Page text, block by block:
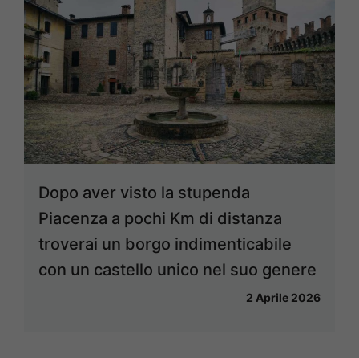
Dopo aver visto la stupenda
Piacenza a pochi Km di distanza
troverai un borgo indimenticabile
con un castello unico nel suo genere
2 Aprile 2026